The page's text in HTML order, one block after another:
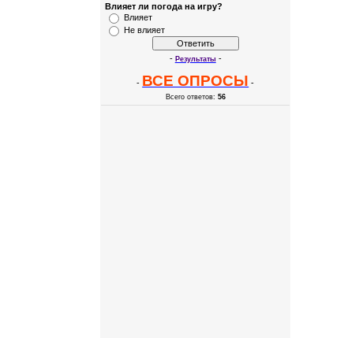
Влияет ли погода на игру?
Влияет
Не влияет
- Результаты -
- ВСЕ ОПРОСЫ -
Всего ответов: 56